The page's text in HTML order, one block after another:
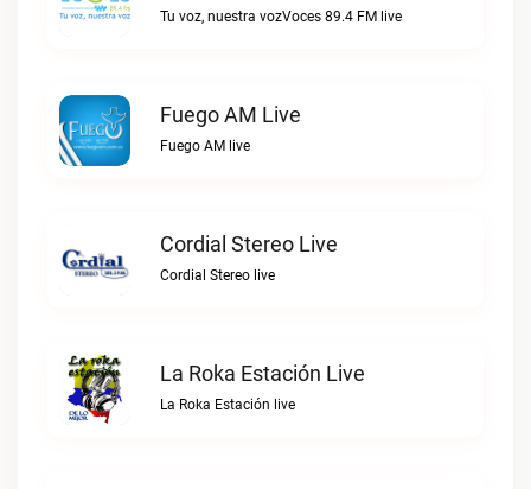
Tu voz, nuestra vozVoces 89.4 FM live
Fuego AM Live
Fuego AM live
Cordial Stereo Live
Cordial Stereo live
La Roka Estación Live
La Roka Estación live